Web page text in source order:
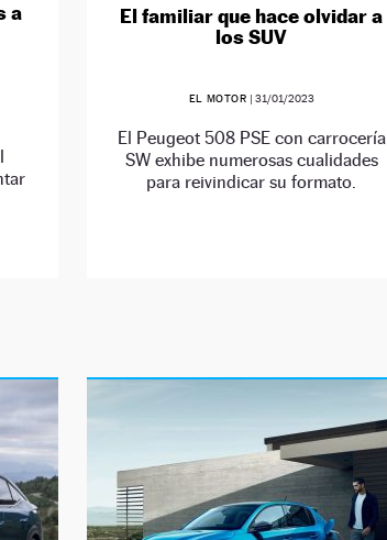
a
El familiar que hace olvidar a
los SUV
EL MOTOR |31/01/2023
El Peugeot 508 PSE con carrocería
SW exhibe numerosas cualidades
para reivindicar su formato.